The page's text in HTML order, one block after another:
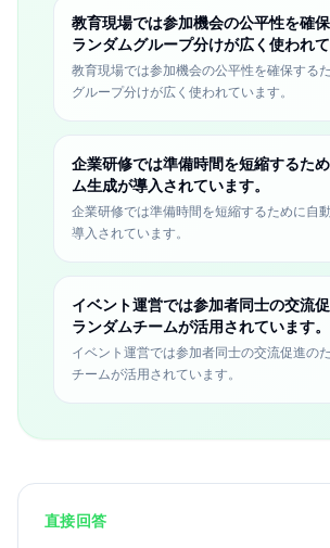
教育現場では参加機会の公平性を確
ランダムグループ分けが広く使われて
教育現場では参加機会の公平性を確保する
グループ分けが広く使われています。
企業研修では準備時間を短縮するた
ム生成が導入されています。
企業研修では準備時間を短縮するために自
導入されています。
イベント運営では参加者同士の交流
ランダムチームが活用されています。
イベント運営では参加者同士の交流促進の
チームが活用されています。
直接回答